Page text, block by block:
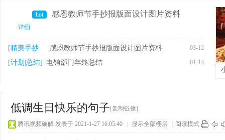
hot 感恩教师节手抄报版面设计图片资料
详细
[精美手抄
报]
感恩教师节手抄报版面设计图片资料 03-12
[计划|总结] 电销部门年终总结 01-14
低调生日快乐的句子 [复制链接]
腾讯视频破解 发表于 2021-1-27 16:05:40 显示全部楼层 阅读模式